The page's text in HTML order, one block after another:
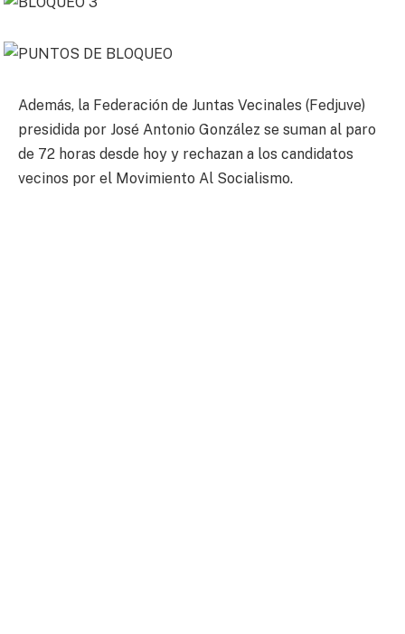
Además, la Federación de Juntas Vecinales (Fedjuve)
presidida por José Antonio González se suman al paro
de 72 horas desde hoy y rechazan a los candidatos
vecinos por el Movimiento Al Socialismo.